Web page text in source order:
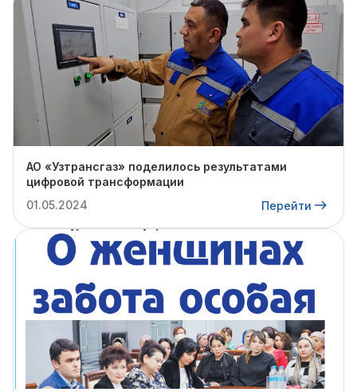
АО «Узтрансгаз» поделилось результатами
цифровой трансформации
01.05.2024
Перейти